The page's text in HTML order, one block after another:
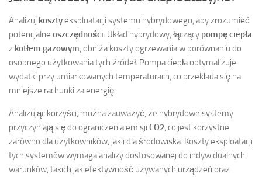
Analizuj kosztyeksploatacji systemu hybrydowego, aby zrozumieć
potencjalne oszczędności . Układ hybrydowy, łączący pompę ciepła
z kotłem gazowym , obniża koszty ogrzewania w porównaniu do
osobnego użytkowania tych źródeł. Pompa ciepła optymalizuje
wydatki przy umiarkowanych temperaturach, co przekłada się na
mniejsze rachunki za energię.
Analizując korzyści, można zauważyć, że hybrydowe systemy
przyczyniają się do ograniczenia emisji CO2 , co jest korzystne
zarówno dla użytkowników, jak i dla środowiska. Koszty eksploatacji
tych systemów wymaga analizy dostosowanej do indywidualnych
warunków, takich jak efektywność używanych urządzeń oraz